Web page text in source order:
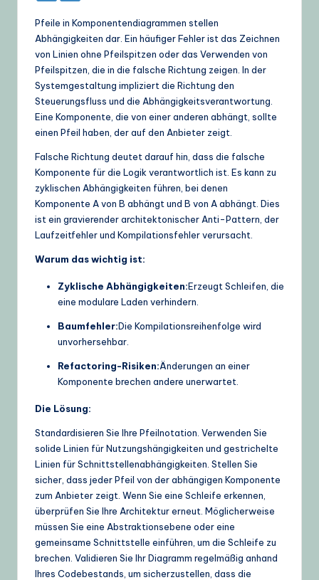
Pfeile in Komponentendiagrammen stellen
Abhängigkeiten dar. Ein häufiger Fehler ist das Zeichnen
von Linien ohne Pfeilspitzen oder das Verwenden von
Pfeilspitzen, die in die falsche Richtung zeigen. In der
Systemgestaltung impliziert die Richtung den
Steuerungsfluss und die Abhängigkeitsverantwortung.
Eine Komponente, die von einer anderen abhängt, sollte
einen Pfeil haben, der auf den Anbieter zeigt.
Falsche Richtung deutet darauf hin, dass die falsche
Komponente für die Logik verantwortlich ist. Es kann zu
zyklischen Abhängigkeiten führen, bei denen
Komponente A von B abhängt und B von A abhängt. Dies
ist ein gravierender architektonischer Anti-Pattern, der
Laufzeitfehler und Kompilationsfehler verursacht.
Warum das wichtig ist:
Zyklische Abhängigkeiten:Erzeugt Schleifen, die
eine modulare Laden verhindern.
Baumfehler:Die Kompilationsreihenfolge wird
unvorhersehbar.
Refactoring-Risiken:Änderungen an einer
Komponente brechen andere unerwartet.
Die Lösung:
Standardisieren Sie Ihre Pfeilnotation. Verwenden Sie
solide Linien für Nutzungshängigkeiten und gestrichelte
Linien für Schnittstellenabhängigkeiten. Stellen Sie
sicher, dass jeder Pfeil von der abhängigen Komponente
zum Anbieter zeigt. Wenn Sie eine Schleife erkennen,
überprüfen Sie Ihre Architektur erneut. Möglicherweise
müssen Sie eine Abstraktionsebene oder eine
gemeinsame Schnittstelle einführen, um die Schleife zu
brechen. Validieren Sie Ihr Diagramm regelmäßig anhand
Ihres Codebestands, um sicherzustellen, dass die